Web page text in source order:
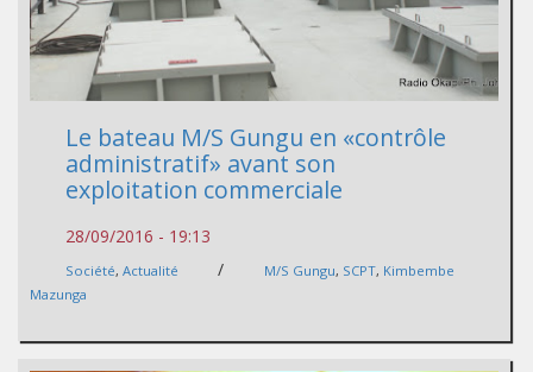
Le bateau M/S Gungu en «contrôle
administratif» avant son
exploitation commerciale
28/09/2016 - 19:13
Société, Actualité / M/S Gungu, SCPT, Kimbembe
Mazunga